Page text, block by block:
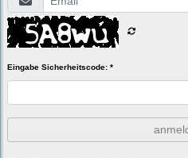
Eingabe Sicherheitscode: *